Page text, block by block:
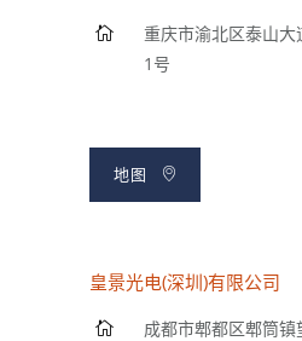
重庆市渝北区泰山
1号
地图
皇景光电(深圳)有限公司
成都市郫都区郫筒